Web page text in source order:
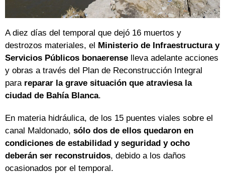
A diez días del temporal que dejó 16 muertos y
destrozos materiales, el Ministerio de Infraestructura y
Servicios Públicos bonaerense lleva adelante acciones
y obras a través del Plan de Reconstrucción Integral
para reparar la grave situación que atraviesa la
ciudad de Bahía Blanca.
En materia hidráulica, de los 15 puentes viales sobre el
canal Maldonado, sólo dos de ellos quedaron en
condiciones de estabilidad y seguridad y ocho
deberán ser reconstruidos, debido a los daños
ocasionados por el temporal.